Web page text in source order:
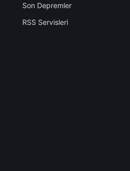
Son Depremler
RSS Servisleri